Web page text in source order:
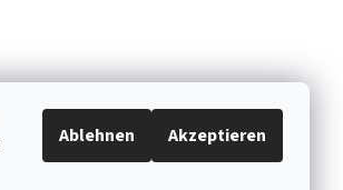
Ablehnen Akzeptieren